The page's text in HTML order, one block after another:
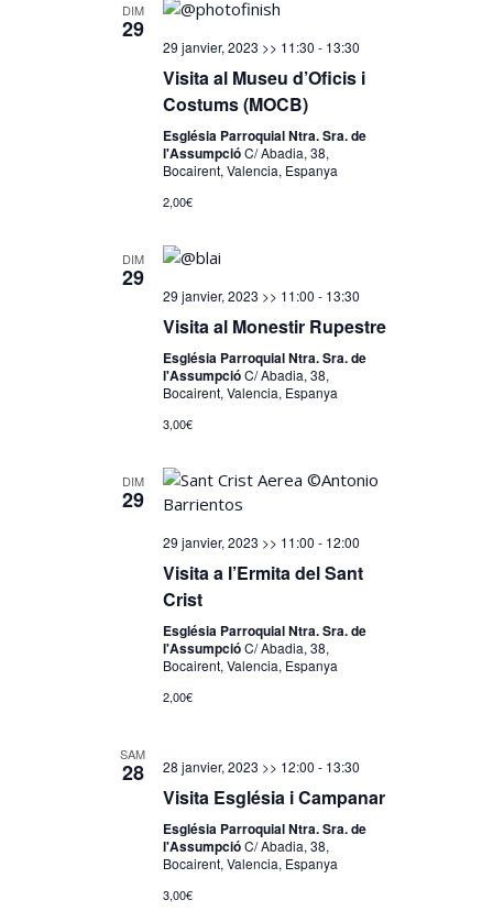
DIM
29
29 janvier, 2023 >> 11:30 - 13:30
Visita al Museu d’Oficis i
Costums (MOCB)
Església Parroquial Ntra. Sra. de
l'AssumpcióC/ Abadia, 38,
Bocairent, Valencia, Espanya
2,00€
DIM
29
29 janvier, 2023 >> 11:00 - 13:30
Visita al Monestir Rupestre
Església Parroquial Ntra. Sra. de
l'AssumpcióC/ Abadia, 38,
Bocairent, Valencia, Espanya
3,00€
DIM
29
29 janvier, 2023 >> 11:00 - 12:00
Visita a l’Ermita del Sant
Crist
Església Parroquial Ntra. Sra. de
l'AssumpcióC/ Abadia, 38,
Bocairent, Valencia, Espanya
2,00€
SAM
28 28 janvier, 2023 >> 12:00 - 13:30
Visita Església i Campanar
Església Parroquial Ntra. Sra. de
l'AssumpcióC/ Abadia, 38,
Bocairent, Valencia, Espanya
3,00€